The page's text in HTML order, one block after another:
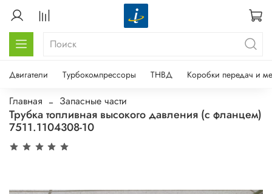
Двигатели Турбокомпрессоры ТНВД Коробки передач и
Главная Запасные части
Трубка топливная высокого давления (с фланцем)
7511.1104308-10